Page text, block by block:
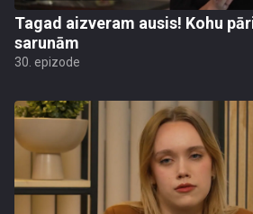
Tagad aizveram ausis! Kohu
sarunām
30. epizode